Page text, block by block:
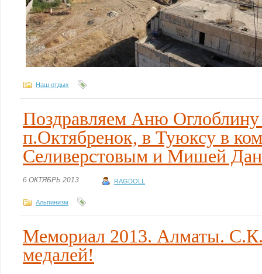
Наш отдых
Поздравляем Аню Оглоблину
п.Октябренок, в Туюксу в
Селиверстовым и Мишей
6 ОКТЯБРЬ 2013 RAGDOLL
Альпинизм
Мемориал 2013. Алматы.
медалей!